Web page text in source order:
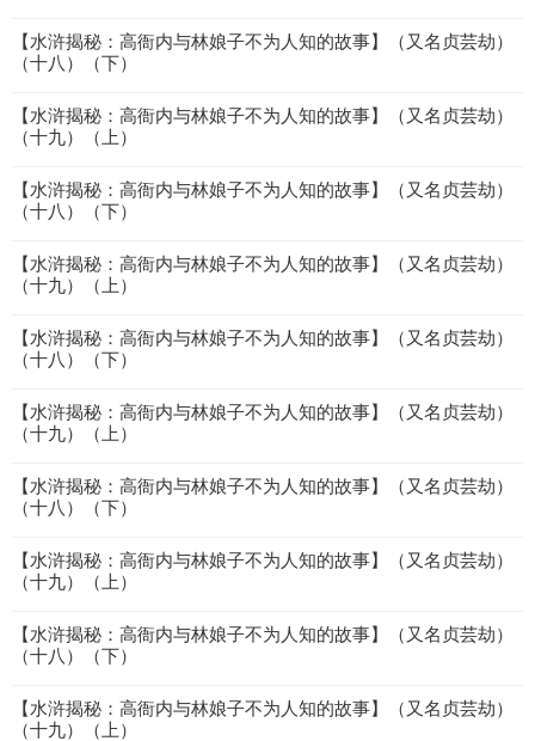
【水浒揭秘：高衙内与林娘子不为人知的故事】（又名贞芸劫）
（十八）（下）
【水浒揭秘：高衙内与林娘子不为人知的故事】（又名贞芸劫）
（十九）（上）
【水浒揭秘：高衙内与林娘子不为人知的故事】（又名贞芸劫）
（十八）（下）
【水浒揭秘：高衙内与林娘子不为人知的故事】（又名贞芸劫）
（十九）（上）
【水浒揭秘：高衙内与林娘子不为人知的故事】（又名贞芸劫）
（十八）（下）
【水浒揭秘：高衙内与林娘子不为人知的故事】（又名贞芸劫）
（十九）（上）
【水浒揭秘：高衙内与林娘子不为人知的故事】（又名贞芸劫）
（十八）（下）
【水浒揭秘：高衙内与林娘子不为人知的故事】（又名贞芸劫）
（十九）（上）
【水浒揭秘：高衙内与林娘子不为人知的故事】（又名贞芸劫）
（十八）（下）
【水浒揭秘：高衙内与林娘子不为人知的故事】（又名贞芸劫）
（十九）（上）